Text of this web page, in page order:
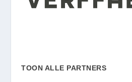
TOON ALLE PARTNERS